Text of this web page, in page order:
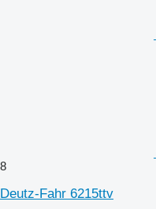
8
Deutz-Fahr 6215ttv